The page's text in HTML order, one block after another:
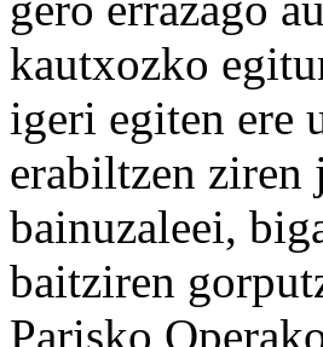
kautxozko
igeri egiten ere
erabiltzen ziren
bainuzaleei,
baitziren
Parisko